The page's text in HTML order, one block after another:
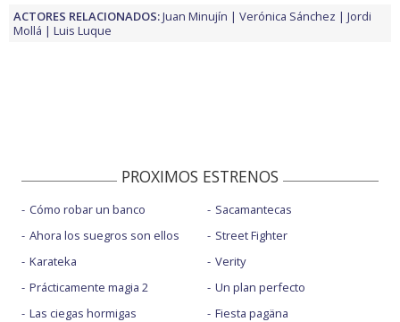
ACTORES RELACIONADOS:Juan Minujín Verónica Sánchez
Jordi
Mollá
Luis Luque
PROXIMOS ESTRENOS
Cómo robar un banco
Ahora los suegros son ellos
Karateka
Prácticamente magia 2
Las ciegas hormigas
Sacamantecas
Street Fighter
Verity
Un plan perfecto
Fiesta pagäna